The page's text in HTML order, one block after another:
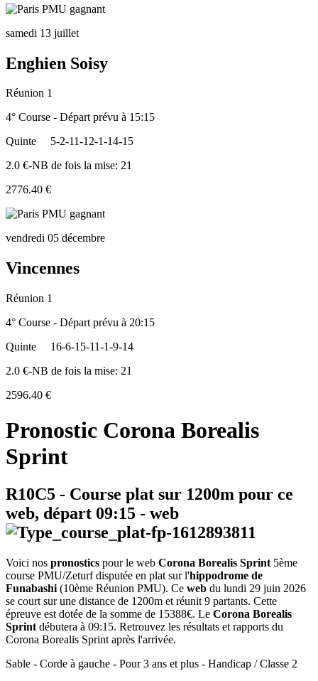
samedi 13 juillet
Enghien Soisy
Réunion 1
4° Course - Départ prévu à 15:15
Quinte
5-2-11-12-1-14-15
2.0 €-NB de fois la mise: 21
2776.40 €
vendredi 05 décembre
Vincennes
Réunion 1
4° Course - Départ prévu à 20:15
Quinte
16-6-15-11-1-9-14
2.0 €-NB de fois la mise: 21
2596.40 €
Pronostic Corona Borealis
Sprint
R10C5 - Course plat sur 1200m pour ce
web, départ 09:15 - web
Voici nos pronostics pour le web Corona Borealis Sprint 5ème
course PMU/Zeturf disputée en plat sur l'hippodrome de
Funabashi (10ème Réunion PMU). Ce web du lundi 29 juin 2026
se court sur une distance de 1200m et réunit 9 partants. Cette
épreuve est dotée de la somme de 15388€. Le Corona Borealis
Sprint débutera à 09:15. Retrouvez les résultats et rapports du
Corona Borealis Sprint après l'arrivée.
Sable - Corde à gauche - Pour 3 ans et plus - Handicap / Classe 2